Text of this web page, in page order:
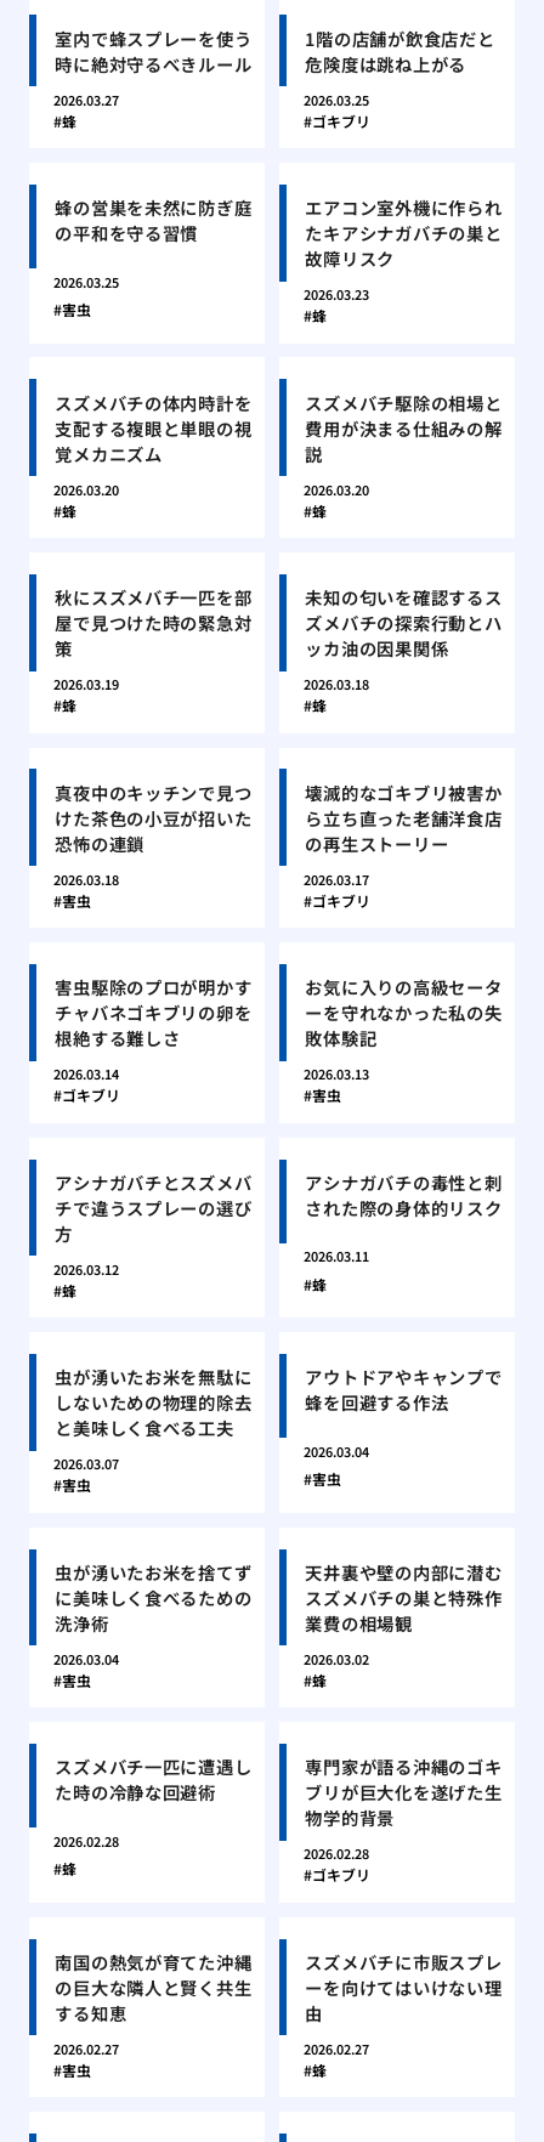
室内で蜂スプレーを使う
時に絶対守るべきルール
2026.03.27
蜂
1階の店舗が飲食店だと
危険度は跳ね上がる
2026.03.25
ゴキブリ
蜂の営巣を未然に防ぎ庭
の平和を守る習慣
2026.03.25
害虫
エアコン室外機に作られ
たキアシナガバチの巣と
故障リスク
2026.03.23
蜂
スズメバチの体内時計を
支配する複眼と単眼の視
覚メカニズム
2026.03.20
蜂
スズメバチ駆除の相場と
費用が決まる仕組みの解
説
2026.03.20
蜂
秋にスズメバチ一匹を部
屋で見つけた時の緊急対
策
2026.03.19
蜂
未知の匂いを確認するス
ズメバチの探索行動とハ
ッカ油の因果関係
2026.03.18
蜂
真夜中のキッチンで見つ
けた茶色の小豆が招いた
恐怖の連鎖
2026.03.18
害虫
壊滅的なゴキブリ被害か
ら立ち直った老舗洋食店
の再生ストーリー
2026.03.17
ゴキブリ
害虫駆除のプロが明かす
チャバネゴキブリの卵を
根絶する難しさ
2026.03.14
ゴキブリ
お気に入りの高級セータ
ーを守れなかった私の失
敗体験記
2026.03.13
害虫
アシナガバチとスズメバ
チで違うスプレーの選び
方
2026.03.12
蜂
アシナガバチの毒性と刺
された際の身体的リスク
2026.03.11
蜂
虫が湧いたお米を無駄に
しないための物理的除去
と美味しく食べる工夫
2026.03.07
害虫
アウトドアやキャンプで
蜂を回避する作法
2026.03.04
害虫
虫が湧いたお米を捨てず
に美味しく食べるための
洗浄術
2026.03.04
害虫
天井裏や壁の内部に潜む
スズメバチの巣と特殊作
業費の相場観
2026.03.02
蜂
スズメバチ一匹に遭遇し
た時の冷静な回避術
2026.02.28
蜂
専門家が語る沖縄のゴキ
ブリが巨大化を遂げた生
物学的背景
2026.02.28
ゴキブリ
南国の熱気が育てた沖縄
の巨大な隣人と賢く共生
する知恵
2026.02.27
害虫
スズメバチに市販スプレ
ーを向けてはいけない理
由
2026.02.27
蜂